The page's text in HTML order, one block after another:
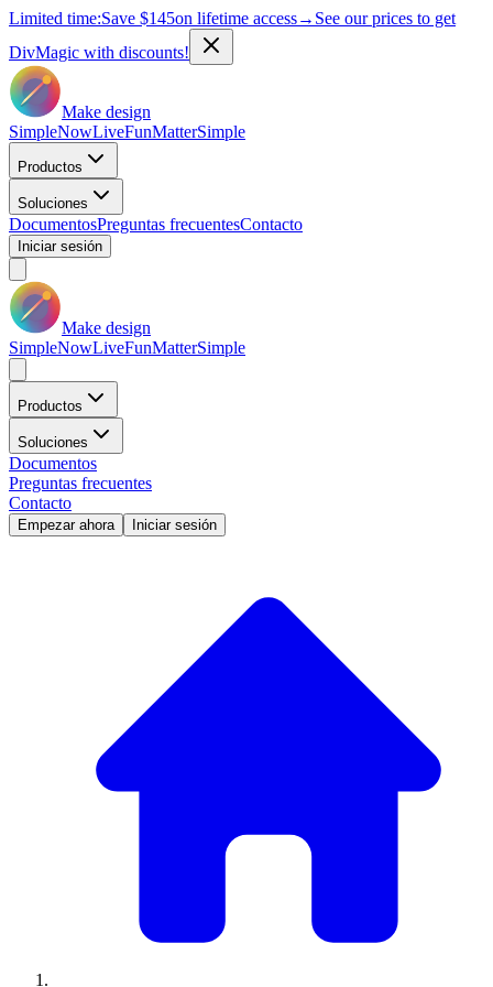
Limited time:Save $145on lifetime access→ See our prices to get
DivMagic with discounts!
Make design
SimpleNowLiveFunMatterSimple
Productos
Soluciones
DocumentosPreguntas frecuentesContacto
Iniciar sesión
Make design
SimpleNowLiveFunMatterSimple
Productos
Soluciones
Documentos
Preguntas frecuentes
Contacto
Empezar ahora Iniciar sesión